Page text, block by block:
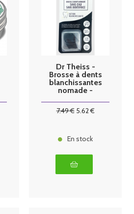
Dr Theiss -
Brosse à dents
blanchissantes
nomade -
7.49€ 5.62€
En stock